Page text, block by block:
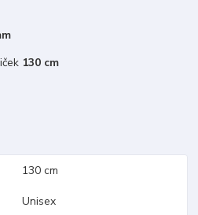
130 cm
130 cm
Unisex